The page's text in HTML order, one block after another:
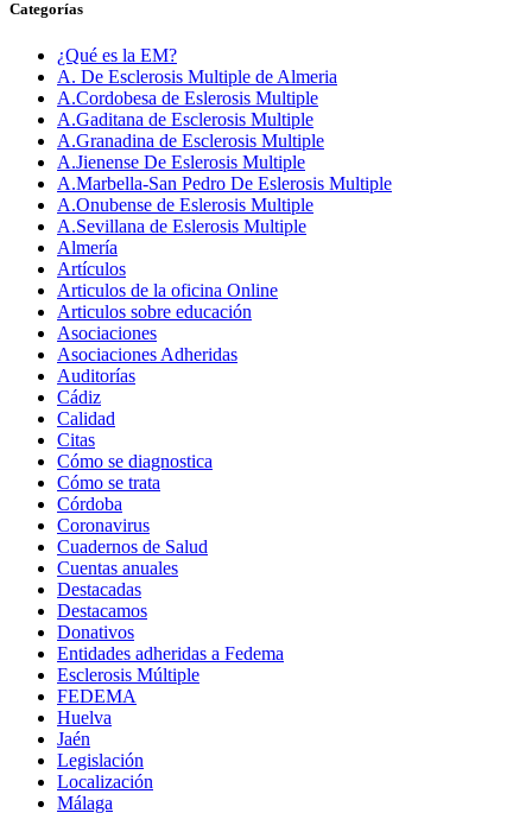
Categorías
¿Qué es la EM?
A. De Esclerosis Multiple de Almeria
A.Cordobesa de Eslerosis Multiple
A.Gaditana de Esclerosis Multiple
A.Granadina de Esclerosis Multiple
A.Jienense De Eslerosis Multiple
A.Marbella-San Pedro De Eslerosis Multiple
A.Onubense de Eslerosis Multiple
A.Sevillana de Eslerosis Multiple
Almería
Artículos
Articulos de la oficina Online
Articulos sobre educación
Asociaciones
Asociaciones Adheridas
Auditorías
Cádiz
Calidad
Citas
Cómo se diagnostica
Cómo se trata
Córdoba
Coronavirus
Cuadernos de Salud
Cuentas anuales
Destacadas
Destacamos
Donativos
Entidades adheridas a Fedema
Esclerosis Múltiple
FEDEMA
Huelva
Jaén
Legislación
Localización
Málaga